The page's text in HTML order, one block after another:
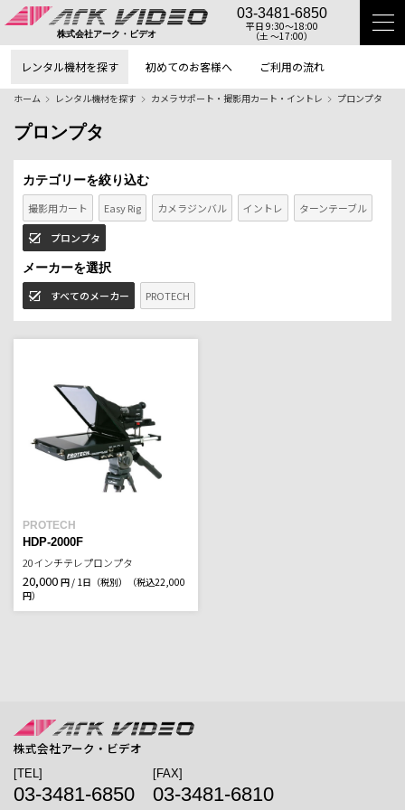
株式会社アーク・ビデオ
03-3481-6850
平日 9:30〜18:00
（土 〜17:00）
レンタル機材を探す 初めてのお客様へ ご利用の流れ
ホーム レンタル機材を探す カメラサポート・撮影用カート・イントレ プロンプタ
プロンプタ
カテゴリーを絞り込む
撮影用カート
Easy Rig カメラジンバル イントレ ターンテーブル
プロンプタ
メーカーを選択
すべてのメーカー
PROTECH
PROTECH
HDP-2000F
20インチテレプロンプタ
20,000 円 / 1日（税別）
（税込22,000
円）
株式会社アーク・ビデオ
[TEL]
03-3481-6850
[FAX]
03-3481-6810